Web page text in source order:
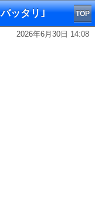
ッタリ｣ TOP
2026年6月30日 14:08